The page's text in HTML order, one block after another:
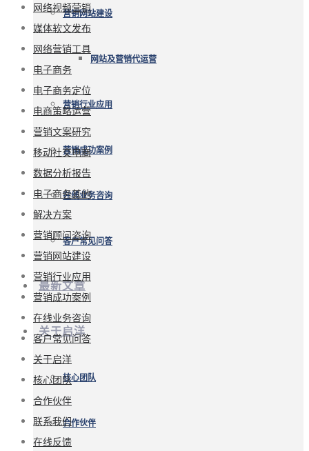
营销网站建设
网站及营销代运营
营销行业应用
营销成功案例
在线业务咨询
客户常见问答
最新文章
关于启洋
核心团队
合作伙伴
网络视频营销
媒体软文发布
网络营销工具
电子商务
电子商务定位
电商策略运营
营销文案研究
移动社交电商
数据分析报告
电子商务其他
解决方案
营销顾问咨询
营销网站建设
营销行业应用
营销成功案例
在线业务咨询
客户常见问答
关于启洋
核心团队
合作伙伴
联系我们
在线反馈